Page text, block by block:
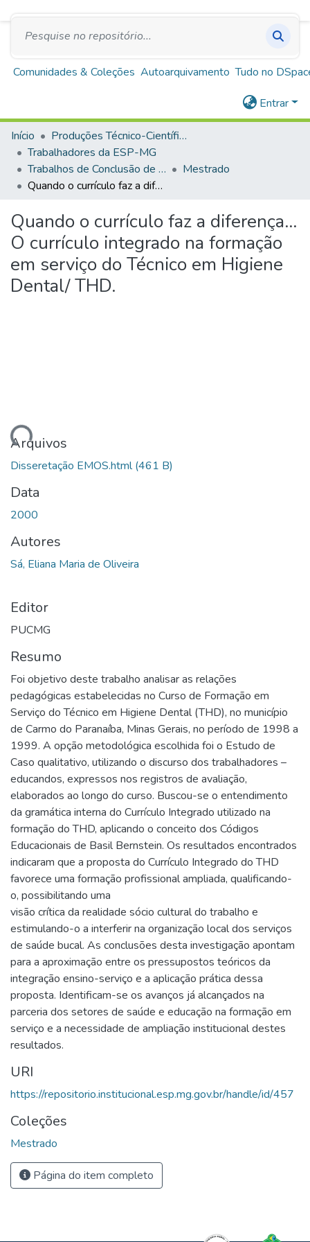
Repositório Institucional Escola de Saúde Pública
de Minas Gerais
Comunidades & Coleções Autoarquivamento Tudo no
Entrar
Início
Produções Técnico-Científicas
Trabalhadores da ESP-MG
Trabalhos de Conclusão de Curso
Mestrado
Quando o currículo faz a diferença... O currículo integrado na formação em serviço do Técnico em Higiene Dental/ THD.
Quando o currículo faz a diferença...
O currículo integrado na formação
em serviço do Técnico em Higiene
Dental/ THD.
Arquivos
Disseretação EMOS.html(461 B)
Data
2000
Autores
Sá, Eliana Maria de Oliveira
Editor
PUCMG
Resumo
Foi objetivo deste trabalho analisar as relações
pedagógicas estabelecidas no Curso de Formação em
Serviço do Técnico em Higiene Dental (THD), no município
de Carmo do Paranaíba, Minas Gerais, no período de 1998 a
1999. A opção metodológica escolhida foi o Estudo de
Caso qualitativo, utilizando o discurso dos trabalhadores –
educandos, expressos nos registros de avaliação,
elaborados ao longo do curso. Buscou-se o entendimento
da gramática interna do Currículo Integrado utilizado na
formação do THD, aplicando o conceito dos Códigos
Educacionais de Basil Bernstein. Os resultados encontrados
indicaram que a proposta do Currículo Integrado do THD
favorece uma formação profissional ampliada, qualificando-
o, possibilitando uma
visão crítica da realidade sócio cultural do trabalho e
estimulando-o a interferir na organização local dos serviços
de saúde bucal. As conclusões desta investigação apontam
para a aproximação entre os pressupostos teóricos da
integração ensino-serviço e a aplicação prática dessa
proposta. Identificam-se os avanços já alcançados na
parceria dos setores de saúde e educação na formação em
serviço e a necessidade de ampliação institucional destes
resultados.
URI
https://repositorio.institucional.esp.mg.gov.br/handle/id/457
Coleções
Mestrado
Página do item completo